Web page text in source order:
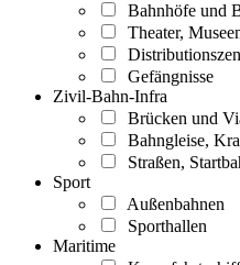
Bahnhöfe und
Theater,
Gefängnisse
Zivil-Bahn-Infra
Brücken und
Bahngleise,
Straßen,
Sport
Außenbahnen
Sporthallen
Maritime